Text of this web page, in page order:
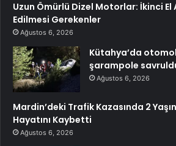
Uzun Ömürlü Dizel Motorlar: İkinci El
Edilmesi Gerekenler
Ağustos 6, 2026
Kütahya’da
şarampole
Ağustos 6, 2026
Mardin’deki Trafik Kazasında 2
Hayatını Kaybetti
Ağustos 6, 2026